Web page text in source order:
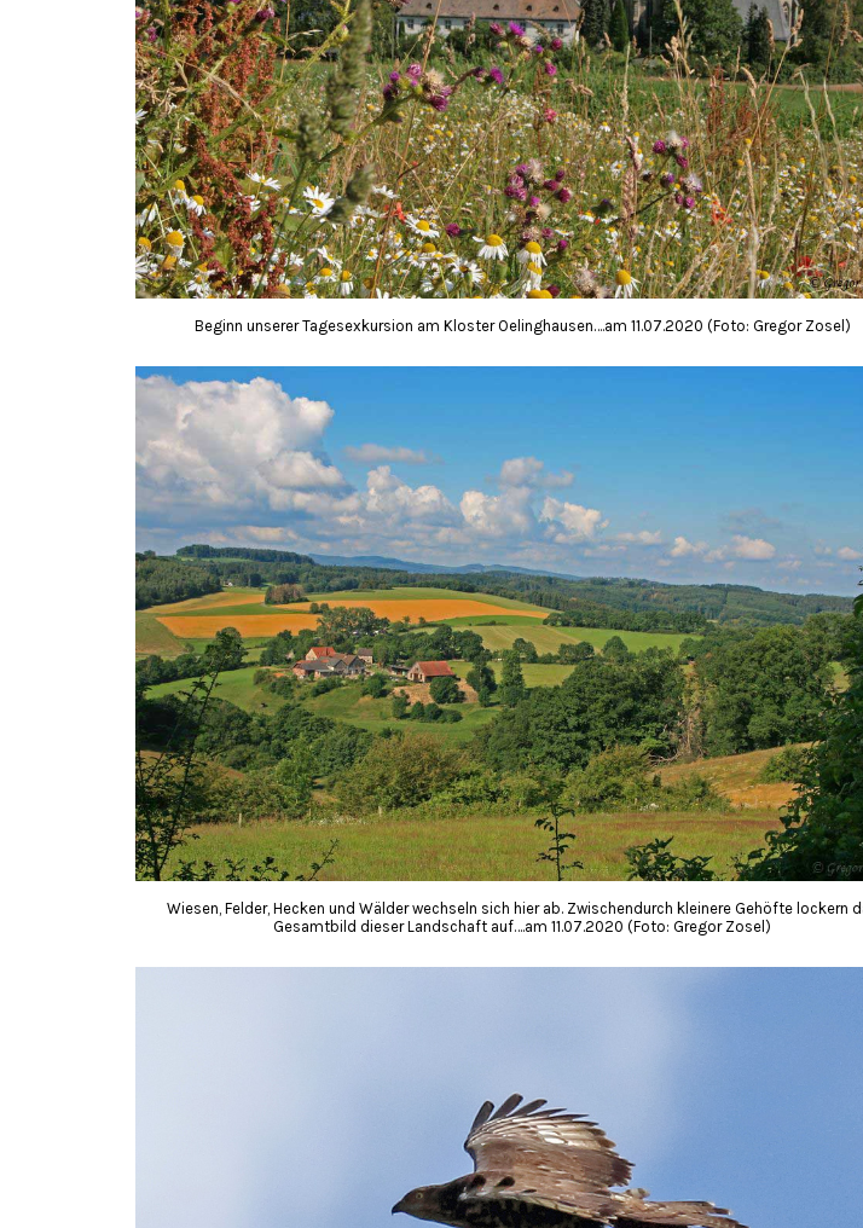
Beginn unserer Tagesexkursion am Kloster Oelinghausen….am 11.07.2020 (Foto: Gregor Zosel)
Wiesen, Felder, Hecken und Wälder wechseln sich hier ab. Zwischendurch kleinere Gehöfte lockern
Gesamtbild dieser Landschaft auf….am 11.07.2020 (Foto: Gregor Zosel)